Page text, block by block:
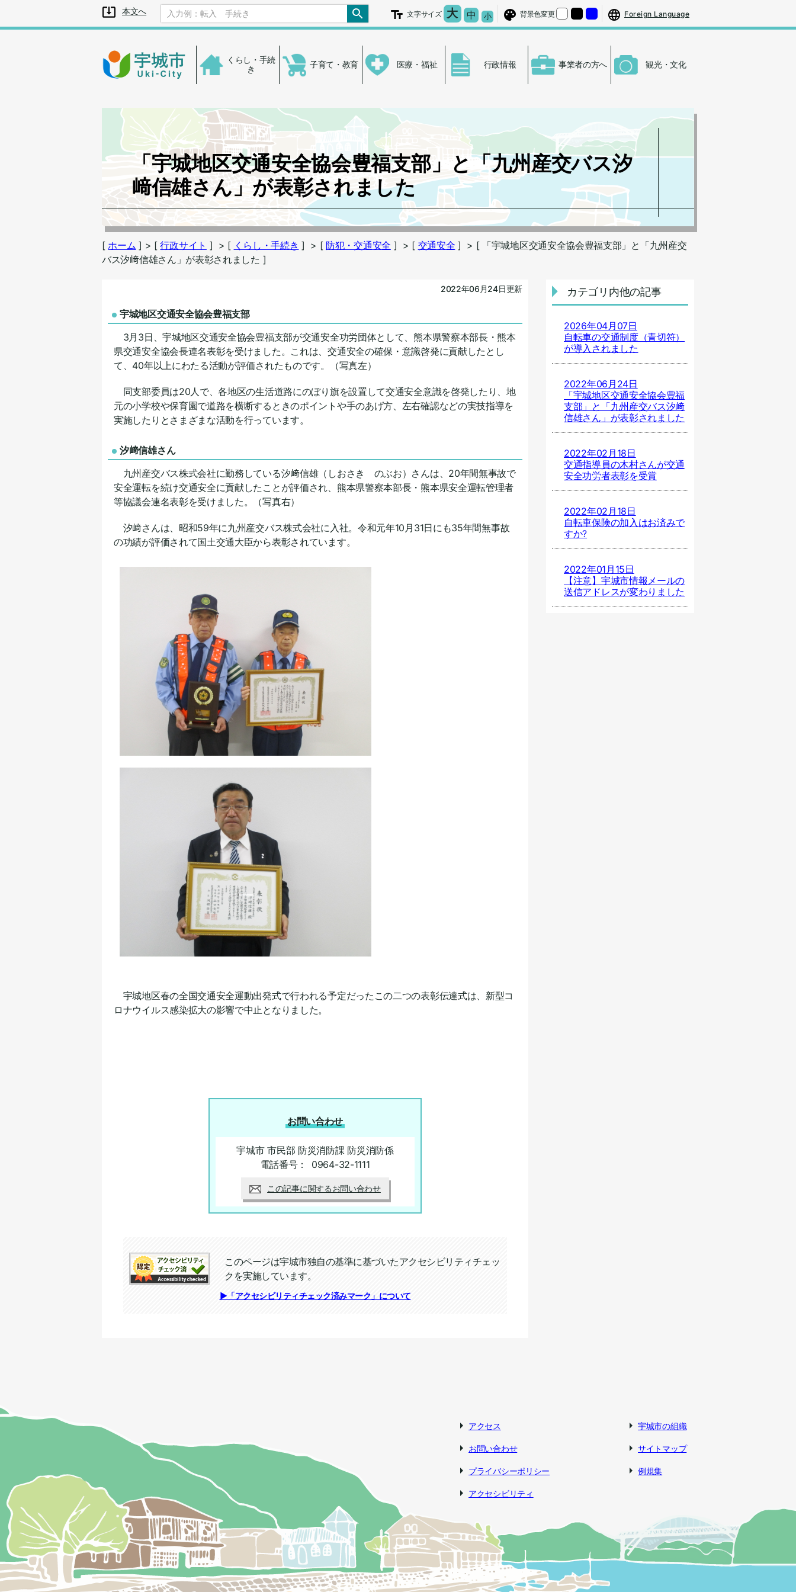
メニューを飛ばして本文へ
本文へ 文字サイズ 大文字を大きくする
中 文字の大きさをもとの大きさに戻す
小文字を小さくする
背景色変更 背景色の変更：白
背景色の変更：黒
背景色の変更：青Foreign Language
くらし・手続
き
子育て・教育 医療・福祉 行政情報 事業者の方へ 観光・文化
「宇城地区交通安全協会豊福支部」と「九州産交バス汐
﨑信雄さん」が表彰されました
[ ホーム ] > [行政サイト ] > [ くらし・手続き ] > [ 防犯・交通安全 ] > [ 交通安全 ] > [ 「宇城地区交通安全協会豊福支部」と「九州産交
バス汐﨑信雄さん」が表彰されました ]
2022年06月24日更新
宇城地区交通安全協会豊福支部
3月3日、宇城地区交通安全協会豊福支部が交通安全功労団体として、熊本県警察本部長・熊本
県交通安全協会長連名表彰を受けました。これは、交通安全の確保・意識啓発に貢献したとし
て、40年以上にわたる活動が評価されたものです。（写真左）
同支部委員は20人で、各地区の生活道路にのぼり旗を設置して交通安全意識を啓発したり、地
元の小学校や保育園で道路を横断するときのポイントや手のあげ方、左右確認などの実技指導を
実施したりとさまざまな活動を行っています。
汐﨑信雄さん
九州産交バス株式会社に勤務している汐﨑信雄（しおさき のぶお）さんは、20年間無事故で
安全運転を続け交通安全に貢献したことが評価され、熊本県警察本部長・熊本県安全運転管理者
等協議会連名表彰を受けました。（写真右）
汐﨑さんは、昭和59年に九州産交バス株式会社に入社。令和元年10月31日にも35年間無事故
の功績が評価されて国土交通大臣から表彰されています。
宇城地区春の全国交通安全運動出発式で行われる予定だったこの二つの表彰伝達式は、新型コ
ロナウイルス感染拡大の影響で中止となりました。
お問い合わせ
宇城市 市民部 防災消防課 防災消防係
電話番号：
0964-32-1111
この記事に関するお問い合わせ
追加情報：アクセシビリティチェック
このページは宇城市独自の基準に基づいたアクセシビリティチェッ
クを実施しています。
▶「アクセシビリティチェック済みマーク」について
カテゴリ内他の記事
2026年04月07日
自転車の交通制度（青切符）
が導入されました
2022年06月24日
「宇城地区交通安全協会豊福
支部」と「九州産交バス汐﨑
信雄さん」が表彰されました
2022年02月18日
交通指導員の木村さんが交通
安全功労者表彰を受賞
2022年02月18日
自転車保険の加入はお済みで
すか?
2022年01月15日
【注意】宇城市情報メールの
送信アドレスが変わりました
アクセス 宇城市の組織
お問い合わせ サイトマップ
プライバシーポリシー 例規集
アクセシビリティ